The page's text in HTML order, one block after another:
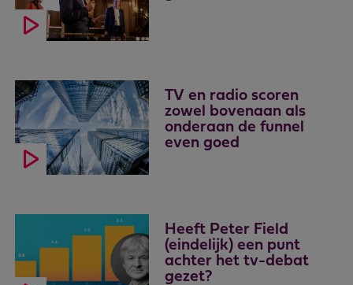
TV en radio scoren
zowel bovenaan als
onderaan de funnel
even goed
Heeft Peter Field
(eindelijk) een punt
achter het tv-debat
gezet?